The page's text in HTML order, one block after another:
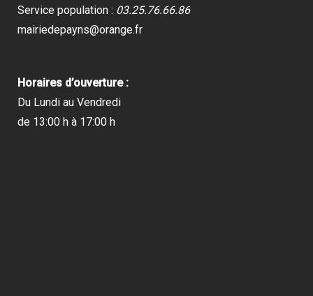
Service population : 03.25.76.66.86
mairiedepayns@orange.fr
Horaires d’ouverture :
Du Lundi au Vendredi
de 13:00 h à 17:00 h